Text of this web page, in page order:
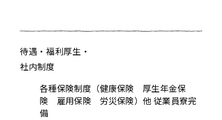
待遇・福利厚生・
社内制度
各種保険制度（健康保険 厚生年金保
険 雇用保険 労災保険）他 従業員寮完
備